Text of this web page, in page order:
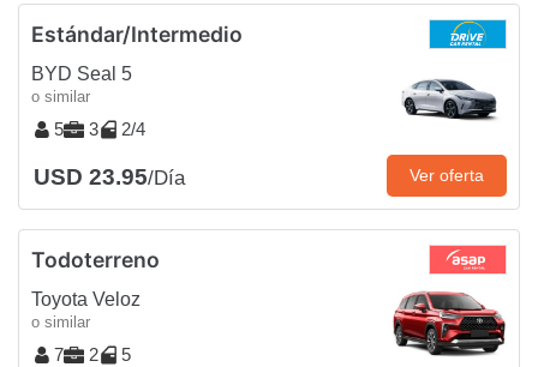
Estándar/Intermedio
BYD Seal 5
o similar
5 3 2/4
USD 23.95/Día Ver oferta
Todoterreno
Toyota Veloz
o similar
7 2 5